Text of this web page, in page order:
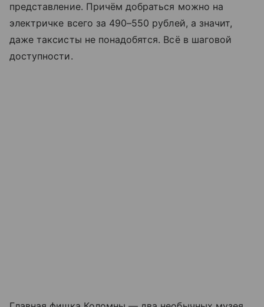
представление. Причём добраться можно на
электричке всего за 490–550 рублей, а значит,
даже таксисты не понадобятся. Всё в шаговой
доступности.